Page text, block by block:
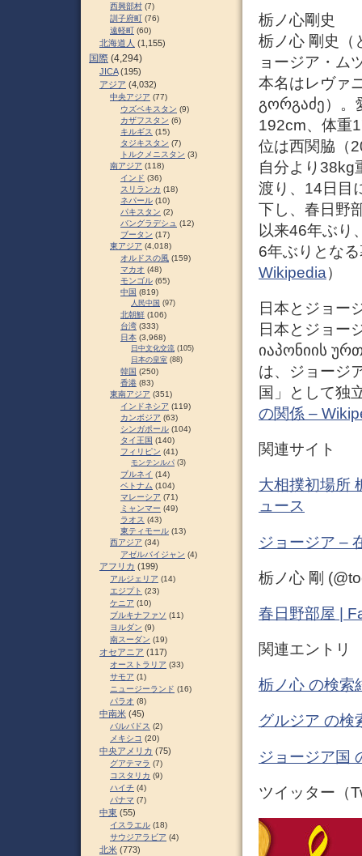
栃ノ心剛史
栃ノ心 剛史（
ョージア・ム
本名はレヴァ
გორგაძე）。
192cm、体重
位は西関脇（
自分より38kg
渡り、14日目
下し、春日野
以来46年ぶり
6年ぶりとな
Wikipedia）
日本とジョー
日本とジョー
იაპონიის
は、ジョージ
国」として独
の関係 –
関連サイト
大相撲初場所
ュース
ジョージア –
栃ノ心 剛
春日野部屋 |
関連エントリ
栃ノ心 の検索
グルジア の検
ジョージア国
ツイッター（
西興部村 (7)
訓子府町 (76)
遠軽町 (60)
北海道人 (1,155)
国際 (4,294)
JICA(195)
アジア (4,032)
中央アジア (77)
ウズベキスタン (9)
カザフスタン (6)
キルギス (15)
タジキスタン (7)
トルクメニスタン (3)
南アジア (118)
インド (36)
スリランカ (18)
ネパール (10)
パキスタン (2)
バングラデシュ (12)
ブータン (17)
東アジア (4,018)
オルドスの風 (159)
マカオ (48)
モンゴル (65)
中国 (819)
人民中国 (97)
北朝鮮 (106)
台湾 (333)
日本 (3,968)
日中文化交流 (105)
日本の皇室 (88)
韓国 (250)
香港 (83)
東南アジア (351)
インドネシア (119)
カンボジア (63)
シンガポール (104)
タイ王国 (140)
フィリピン (41)
モンテンルパ (3)
ブルネイ (14)
ベトナム (104)
マレーシア (71)
ミャンマー (49)
ラオス (43)
東ティモール (13)
西アジア (34)
アゼルバイジャン (4)
アフリカ (199)
アルジェリア (14)
エジプト (23)
ケニア (10)
ブルキナファソ (11)
ヨルダン (9)
南スーダン (19)
オセアニア (117)
オーストラリア (33)
サモア (1)
ニュージーランド (16)
パラオ (8)
中南米 (45)
バルバドス (2)
メキシコ (20)
中央アメリカ (75)
グアテマラ (7)
コスタリカ (9)
ハイチ (4)
パナマ (7)
中東 (55)
イスラエル (18)
サウジアラビア (4)
北米 (773)